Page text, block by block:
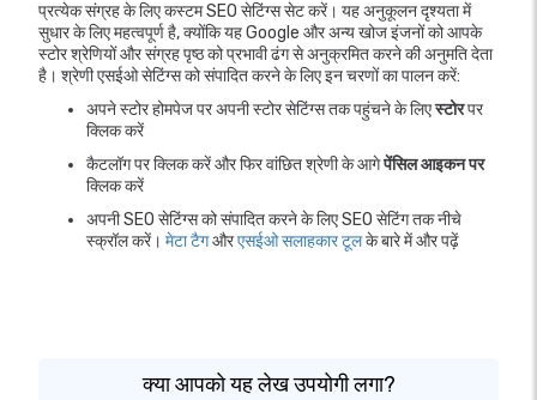
प्रत्येक संग्रह के लिए कस्टम SEO सेटिंग्स सेट करें। यह अनुकूलन दृश्यता में
सुधार के लिए महत्वपूर्ण है, क्योंकि यह Google और अन्य खोज इंजनों को आपके
स्टोर श्रेणियों और संग्रह पृष्ठ को प्रभावी ढंग से अनुक्रमित करने की अनुमति देता
है। श्रेणी एसईओ सेटिंग्स को संपादित करने के लिए इन चरणों का पालन करें:
अपने स्टोर होमपेज पर अपनी स्टोर सेटिंग्स तक पहुंचने के लिएस्टोरपर
क्लिक करें
कैटलॉग पर क्लिक करें और फिर वांछित श्रेणी के आगेपेंसिल आइकन पर
क्लिक करें
अपनी SEO सेटिंग्स को संपादित करने के लिए SEO सेटिंग तक नीचे
स्क्रॉल करें। मेटा टैगऔरएसईओ सलाहकार टूलके बारे में और पढ़ें
क्या आपको यह लेख उपयोगी लगा?